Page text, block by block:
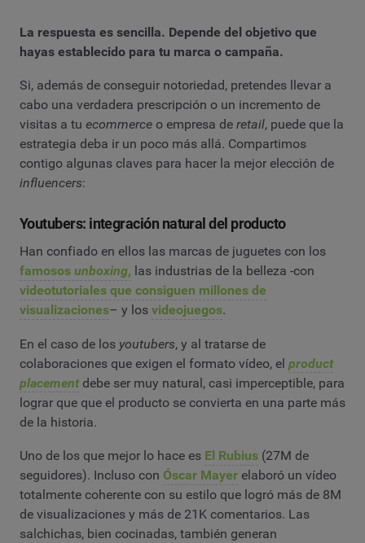
La respuesta es sencilla. Depende del objetivo que
hayas establecido para tu marca o campaña.
Si, además de conseguir notoriedad, pretendes llevar a
cabo una verdadera prescripción o un incremento de
visitas a tu ecommerce o empresa de retail, puede que la
estrategia deba ir un poco más allá. Compartimos
contigo algunas claves para hacer la mejor elección de
influencers:
Youtubers: integración natural del producto
Han confiado en ellos las marcas de juguetes con los
famosos unboxing, las industrias de la belleza -con
videotutoriales que consiguen millones de
visualizaciones– y los videojuegos.
En el caso de los youtubers, y al tratarse de
colaboraciones que exigen el formato vídeo, el product
placementdebe ser muy natural, casi imperceptible, para
lograr que que el producto se convierta en una parte más
de la historia.
Uno de los que mejor lo hace es El Rubius (27M de
seguidores). Incluso con Óscar Mayer elaboró un vídeo
totalmente coherente con su estilo que logró más de 8M
de visualizaciones y más de 21K comentarios. Las
salchichas, bien cocinadas, también generan